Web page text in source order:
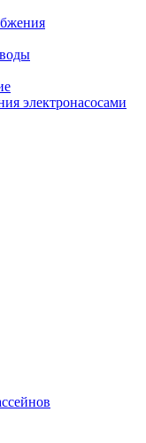
электронасосами